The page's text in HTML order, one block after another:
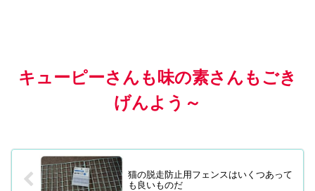
キューピーさんも味の素さんもごき
げんよう～
猫の脱走防止用フェンスはいくつあって
も良いものだ